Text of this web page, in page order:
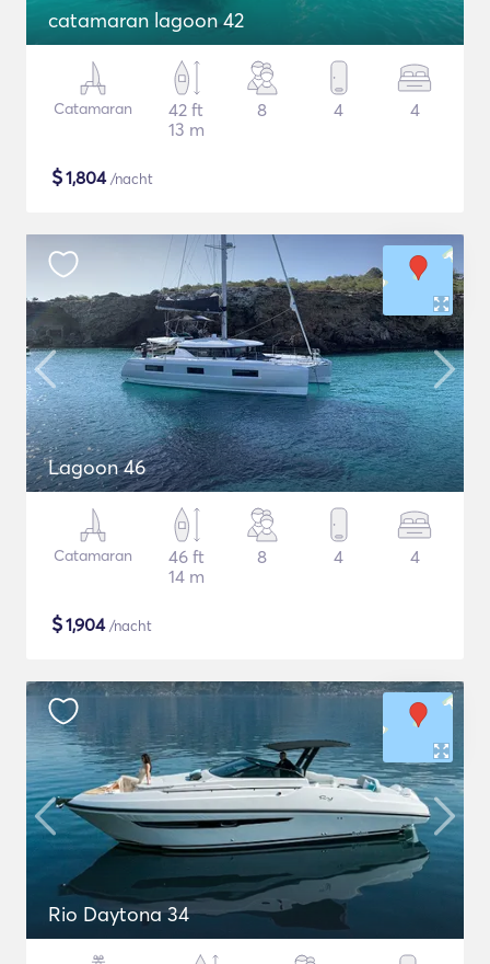
catamaran lagoon 42
Catamaran
42 ft
13 m
8 4 4
$1,804/nacht
Lagoon 46
Catamaran
46 ft
14 m
8 4 4
$1,904/nacht
Rio Daytona 34